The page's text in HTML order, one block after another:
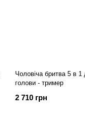
Чоловіча бритва 5 в
голови - тример
2 710 грн